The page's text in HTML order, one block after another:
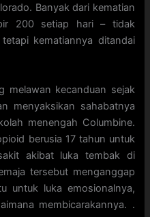
Banyak dari kematian
200 setiap hari – tidak
kematiannya ditandai
melawan kecanduan sejak
menyaksikan sahabatnya
menengah Columbine.
berusia 17 tahun untuk
akibat luka tembak di
tersebut menganggap
untuk luka emosionalnya,
membicarakannya. .